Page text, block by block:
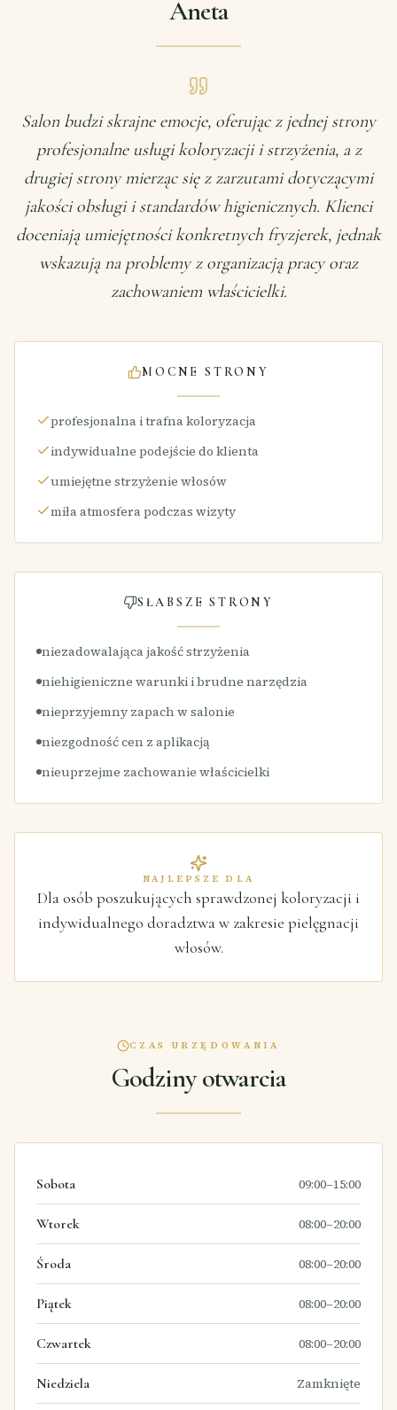
Aneta
Salon budzi skrajne emocje, oferując z jednej strony
profesjonalne usługi koloryzacji i strzyżenia, a z
drugiej strony mierząc się z zarzutami dotyczącymi
jakości obsługi i standardów higienicznych. Klienci
doceniają umiejętności konkretnych fryzjerek, jednak
wskazują na problemy z organizacją pracy oraz
zachowaniem właścicielki.
MOCNE STRONY
profesjonalna i trafna koloryzacja
indywidualne podejście do klienta
umiejętne strzyżenie włosów
miła atmosfera podczas wizyty
SŁABSZE STRONY
niezadowalająca jakość strzyżenia
niehigieniczne warunki i brudne narzędzia
nieprzyjemny zapach w salonie
niezgodność cen z aplikacją
nieuprzejme zachowanie właścicielki
NAJLEPSZE DLA
Dla osób poszukujących sprawdzonej koloryzacji i
indywidualnego doradztwa w zakresie pielęgnacji
włosów.
CZAS URZĘDOWANIA
Godziny otwarcia
Sobota 09:00–15:00
Wtorek 08:00–20:00
Środa 08:00–20:00
Piątek 08:00–20:00
Czwartek 08:00–20:00
Niedziela Zamknięte